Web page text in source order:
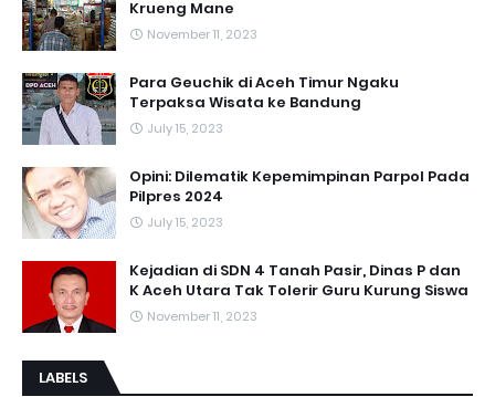
Krueng Mane
November 11, 2023
Para Geuchik di Aceh Timur Ngaku
Terpaksa Wisata ke Bandung
July 15, 2023
Opini: Dilematik Kepemimpinan Parpol Pada
Pilpres 2024
July 15, 2023
Kejadian di SDN 4 Tanah Pasir, Dinas P dan
K Aceh Utara Tak Tolerir Guru Kurung Siswa
November 11, 2023
LABELS